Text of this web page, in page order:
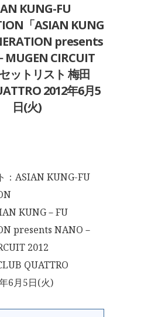
KUNG-FU
「ASIAN KUNG
presents
MUGEN CIRCUIT
ットリスト 梅田
2012年6月5
日(火)
：ASIAN KUNG-FU
KUNG－FU
presents NANO－
2012
QUATTRO
6月5日(火)